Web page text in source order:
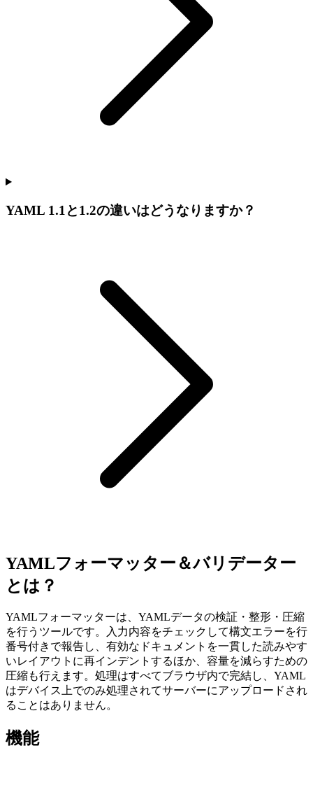
YAML 1.1と1.2の違いはどうなりますか？
YAMLフォーマッター＆バリデーター
とは？
YAMLフォーマッターは、YAMLデータの検証・整形・圧縮
を行うツールです。入力内容をチェックして構文エラーを行
番号付きで報告し、有効なドキュメントを一貫した読みやす
いレイアウトに再インデントするほか、容量を減らすための
圧縮も行えます。処理はすべてブラウザ内で完結し、YAML
はデバイス上でのみ処理されてサーバーにアップロードされ
ることはありません。
機能